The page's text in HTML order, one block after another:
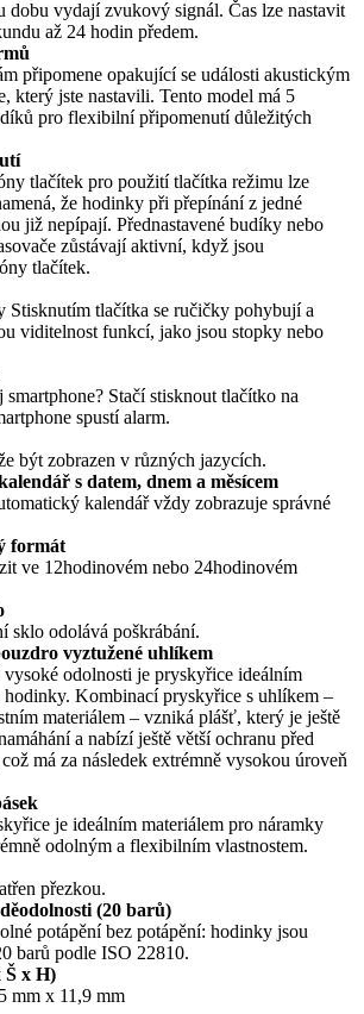
dobu vydají zvukový signál. Čas lze nastavit
až 24 hodin předem.
připomene opakující se události akustickým
který jste nastavili. Tento model má 5
pro flexibilní připomenutí důležitých
tlačítek pro použití tlačítka režimu lze
že hodinky při přepínání z jedné
již nepípají. Přednastavené budíky nebo
zůstávají aktivní, když jsou
tlačítek.
Stisknutím tlačítka se ručičky pohybují a
viditelnost funkcí, jako jsou stopky nebo
Stačí stisknout tlačítko na
spustí alarm.
být zobrazen v různých jazycích.
s datem, dnem a měsícem
kalendář vždy zobrazuje správné
formát
ve 12hodinovém nebo 24hodinovém
sklo odolává poškrábání.
vyztužené uhlíkem
odolnosti je pryskyřice ideálním
hodinky. Kombinací pryskyřice s uhlíkem –
materiálem – vzniká plášť, který je ještě
a nabízí ještě větší ochranu před
má za následek extrémně vysokou úroveň
je ideálním materiálem pro náramky
odolným a flexibilním vlastnostem.
přezkou.
(20 barů)
potápění bez potápění: hodinky jsou
barů podle ISO 22810.
Š x H)
mm x 11,9 mm